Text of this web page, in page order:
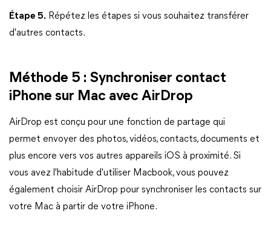
Étape 5. Répétez les étapes si vous souhaitez transférer
d'autres contacts.
Méthode 5 : Synchroniser contact
iPhone sur Mac avec AirDrop
AirDrop est conçu pour une fonction de partage qui
permet envoyer des photos, vidéos, contacts, documents et
plus encore vers vos autres appareils iOS à proximité. Si
vous avez l'habitude d'utiliser Macbook, vous pouvez
également choisir AirDrop pour synchroniser les contacts sur
votre Mac à partir de votre iPhone.